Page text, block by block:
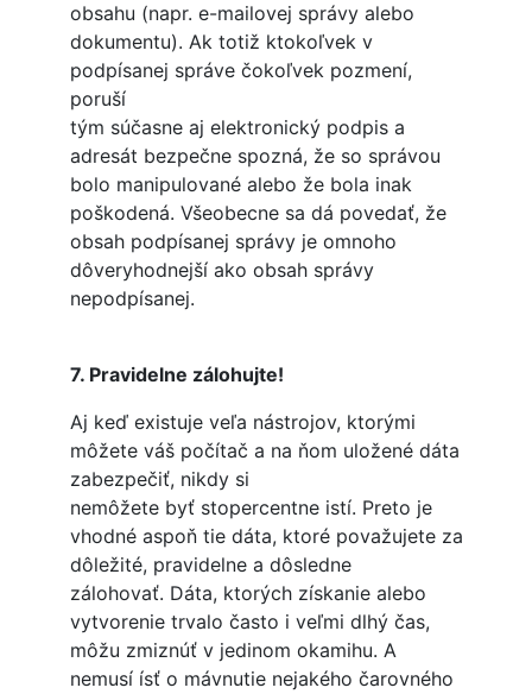
obsahu (napr. e-mailovej správy alebo
dokumentu). Ak totiž ktokoľvek v
podpísanej správe čokoľvek pozmení,
poruší
tým súčasne aj elektronický podpis a
adresát bezpečne spozná, že so správou
bolo manipulované alebo že bola inak
poškodená. Všeobecne sa dá povedať, že
obsah podpísanej správy je omnoho
dôveryhodnejší ako obsah správy
nepodpísanej.
7. Pravidelne zálohujte!
Aj keď existuje veľa nástrojov, ktorými
môžete váš počítač a na ňom uložené dáta
zabezpečiť, nikdy si
nemôžete byť stopercentne istí. Preto je
vhodné aspoň tie dáta, ktoré považujete za
dôležité, pravidelne a dôsledne
zálohovať. Dáta, ktorých získanie alebo
vytvorenie trvalo často i veľmi dlhý čas,
môžu zmiznúť v jedinom okamihu. A
nemusí ísť o mávnutie nejakého čarovného